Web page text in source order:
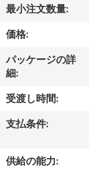
私
た
ち
に
つ
い
て
最小注文数量:
価格:
パッケージの詳
細:
受渡し時間:
支払条件:
供給の能力: